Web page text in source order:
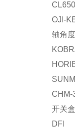
OJI-
轴角
CHM-
开关盒
DFI